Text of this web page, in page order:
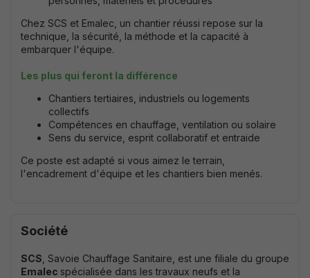
Chez SCS et Emalec, un chantier réussi repose sur la
technique, la sécurité, la méthode et la capacité à
embarquer l'équipe.
Les plus qui feront la différence
Chantiers tertiaires, industriels ou logements
collectifs
Compétences en chauffage, ventilation ou solaire
Sens du service, esprit collaboratif et entraide
Ce poste est adapté si vous aimez le terrain,
l'encadrement d'équipe et les chantiers bien menés.
Société
SCS , Savoie Chauffage Sanitaire, est une filiale du groupe
Emalec spécialisée dans les travaux neufs et la